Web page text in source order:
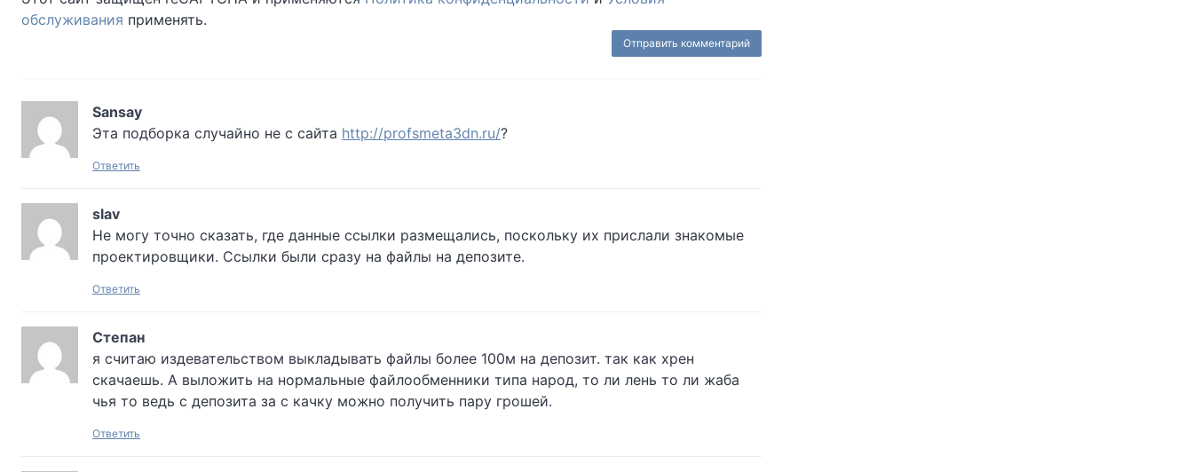
обслуживания применять.
Sansay
Эта подборка случайно не с сайта http://profsmeta3dn.ru/?
Ответить
slav
Не могу точно сказать, где данные ссылки размещались, поскольку их прислали знакомые
проектировщики. Ссылки были сразу на файлы на депозите.
Ответить
Степан
я считаю издевательством выкладывать файлы более 100м на депозит. так как хрен
скачаешь. А выложить на нормальные файлообменники типа народ, то ли лень то ли жаба
чья то ведь с депозита за с качку можно получить пару грошей.
Ответить